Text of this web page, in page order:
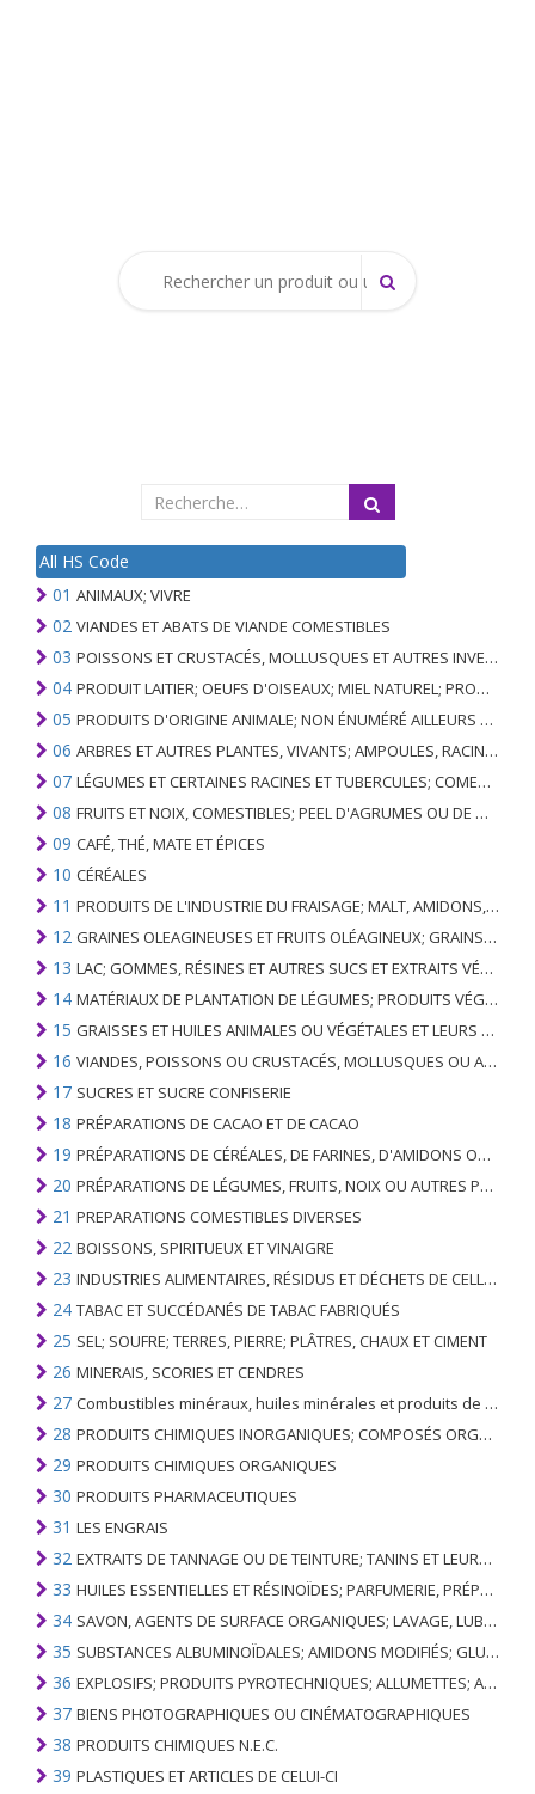
All HS Code
01 ANIMAUX; VIVRE
02 VIANDES ET ABATS DE VIANDE COMESTIBLES
03 POISSONS ET CRUSTACÉS, MOLLUSQUES ET AUTRES INVERTÉBRÉS AQUATIQUES
04 PRODUIT LAITIER; OEUFS D'OISEAUX; MIEL NATUREL; PRODUITS COMESTIBLES D'ORIGINE ANIMALE, NON ÉNUMÉRÉS AILLEURS OU INCLUS
05 PRODUITS D'ORIGINE ANIMALE; NON ÉNUMÉRÉ AILLEURS OU INCLUS
06 ARBRES ET AUTRES PLANTES, VIVANTS; AMPOULES, RACINES ET ANALOGUES; FLEURS COUPEES ET FEUILLAGE ORNEMENTAL
07 LÉGUMES ET CERTAINES RACINES ET TUBERCULES; COMESTIBLE
08 FRUITS ET NOIX, COMESTIBLES; PEEL D'AGRUMES OU DE MELONS
09 CAFÉ, THÉ, MATE ET ÉPICES
10 CÉRÉALES
11 PRODUITS DE L'INDUSTRIE DU FRAISAGE; MALT, AMIDONS, INULINE, GLUTEN DE BLÉ
12 GRAINES OLEAGINEUSES ET FRUITS OLÉAGINEUX; GRAINS DIVERS, GRAINES ET FRUITS, PLANTES INDUSTRIELLES OU MÉDICINALES; PAILLE ET FOURRAGE
13 LAC; GOMMES, RÉSINES ET AUTRES SUCS ET EXTRAITS VÉGÉTAUX
14 MATÉRIAUX DE PLANTATION DE LÉGUMES; PRODUITS VÉGÉTAUX NON DÉNOMMÉS NI COMPRIS AILLEURS
15 GRAISSES ET HUILES ANIMALES OU VÉGÉTALES ET LEURS PRODUITS DE CLIVAGE; GRAISSES ANIMALES PRÉPARÉES; CIRES ANIMALES OU VÉGÉTALES
16 VIANDES, POISSONS OU CRUSTACÉS, MOLLUSQUES OU AUTRES INVERTÉBRÉS AQUATIQUES; PRÉPARATIONS DE CELLES-CI
17 SUCRES ET SUCRE CONFISERIE
18 PRÉPARATIONS DE CACAO ET DE CACAO
19 PRÉPARATIONS DE CÉRÉALES, DE FARINES, D'AMIDONS OU DE LAIT; PRODUITS DE PATISSERIE
20 PRÉPARATIONS DE LÉGUMES, FRUITS, NOIX OU AUTRES PARTIES DE PLANTES
21 PREPARATIONS COMESTIBLES DIVERSES
22 BOISSONS, SPIRITUEUX ET VINAIGRE
23 INDUSTRIES ALIMENTAIRES, RÉSIDUS ET DÉCHETS DE CELLES-CI; FOURRAGE ANIMAL PRÉPARÉ
24 TABAC ET SUCCÉDANÉS DE TABAC FABRIQUÉS
25 SEL; SOUFRE; TERRES, PIERRE; PLÂTRES, CHAUX ET CIMENT
26 MINERAIS, SCORIES ET CENDRES
27 Combustibles minéraux, huiles minérales et produits de leur distillation; SUBSTANCES BITUMINEUSES; CIRES MINÉRALES
28 PRODUITS CHIMIQUES INORGANIQUES; COMPOSÉS ORGANIQUES ET INORGANIQUES DE MÉTAUX PRÉCIEUX; DE MÉTAUX DES TERRES RARES, D'ÉLÉMENTS RADIOACTIFS ET D'ISOTOPES
29 PRODUITS CHIMIQUES ORGANIQUES
30 PRODUITS PHARMACEUTIQUES
31 LES ENGRAIS
32 EXTRAITS DE TANNAGE OU DE TEINTURE; TANINS ET LEURS DERIVES; COLORANTS, PIGMENTS ET AUTRES MATIERES COLORANTES; PEINTURES, VERNIS; MASTIC, AUTRES MASTIQUES; ENCRES
33 HUILES ESSENTIELLES ET RÉSINOÏDES; PARFUMERIE, PRÉPARATIONS COSMÉTIQUES OU DE TOILETTE
34 SAVON, AGENTS DE SURFACE ORGANIQUES; LAVAGE, LUBRIFICATION, POLISSAGE OU PRÉPARATION À L'ÉPURATION; CIRES ARTIFICIELLES OU PRÉPARÉES, BOUGIES ET ARTICLES SIMILAIRES, PÂTES À MODÉLISER, CIRES DENTAIRES ET PRÉPARATIONS DENTAIRES À BASE DE PLÂTRE
35 SUBSTANCES ALBUMINOÏDALES; AMIDONS MODIFIÉS; GLUES; ENZYMES
36 EXPLOSIFS; PRODUITS PYROTECHNIQUES; ALLUMETTES; ALLIAGES PYROPHORIQUES; CERTAINES PRÉPARATIONS COMBUSTIBLES
37 BIENS PHOTOGRAPHIQUES OU CINÉMATOGRAPHIQUES
38 PRODUITS CHIMIQUES N.E.C.
39 PLASTIQUES ET ARTICLES DE CELUI-CI